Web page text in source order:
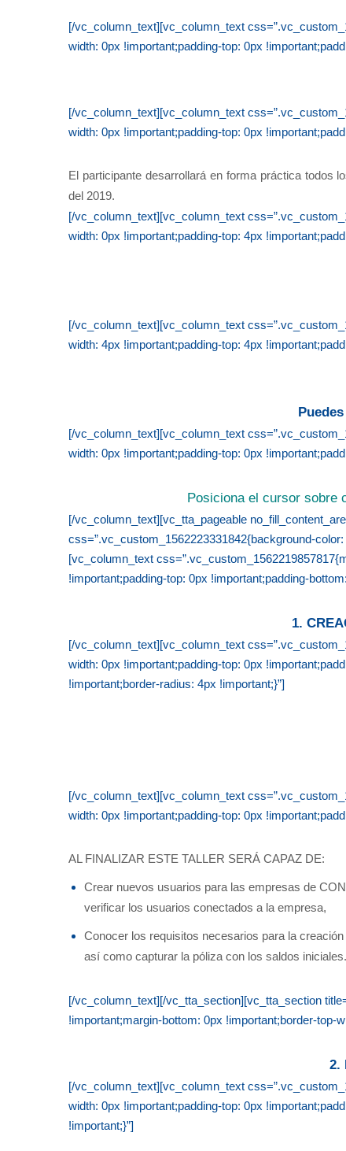
[/vc_column_text][vc_column_text
width: 0px !important;padding-top: 0px
[/vc_column_text][vc_column_text
width: 0px !important;padding-top: 0px
El participante desarrollará en forma práctica todos
del 2019.
[/vc_column_text][vc_column_text
width: 0px !important;padding-top: 4px
[/vc_column_text][vc_column_text
width: 4px !important;padding-top: 4px
[/vc_column_text][vc_column_text
width: 0px !important;padding-top: 0px
Posiciona el cursor sobre
[/vc_column_text][vc_tta_pageable
css=”.vc_custom_1562223331842{background-
[vc_column_text
!important;padding-top: 0px !important;padding-
1.
[/vc_column_text][vc_column_text
width: 0px !important;padding-top: 0px
!important;border-radius: 4px !important;}”]
[/vc_column_text][vc_column_text
width: 0px !important;padding-top: 0px
AL FINALIZAR ESTE TALLER SERÁ CAPAZ DE:
Crear nuevos usuarios para las empresas de
verificar los usuarios conectados a la empresa,
Conocer los requisitos necesarios para la
así como capturar la póliza con los saldos iniciales.
[/vc_column_text][/vc_tta_section][vc_tta_section
!important;margin-bottom: 0px !important;border-top-
2.
[/vc_column_text][vc_column_text
width: 0px !important;padding-top: 0px
!important;}”]